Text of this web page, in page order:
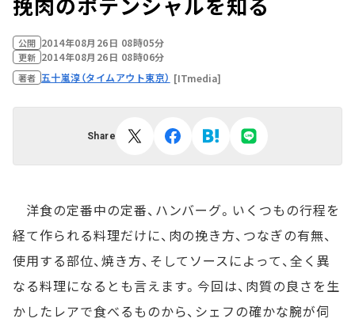
公開 2014年08月26日 08時05分
更新 2014年08月26日 08時06分
著者 五十嵐淳（タイムアウト東京） [ITmedia]
Share
洋食の定番中の定番、ハンバーグ。いくつもの行程を
経て作られる料理だけに、肉の挽き方、つなぎの有無、
使用する部位、焼き方、そしてソースによって、全く異
なる料理になるとも言えます。今回は、肉質の良さを生
かしたレアで食べるものから、シェフの確かな腕が伺